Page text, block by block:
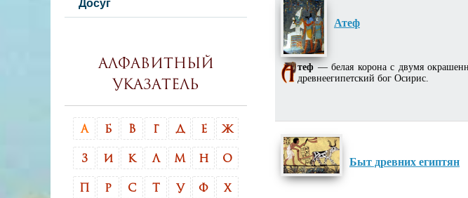
Атеф
теф — белая корона с двумя
древнеегипетский бог Осирис.
Быт древних египтян
Досуг
Алфавитный
указатель
А Б В Г Д Е Ж
З И К Л М Н О
Р С Т У Ф Х